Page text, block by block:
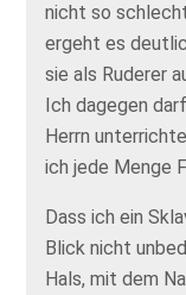
nicht so
ergeht es
sie als Ruderer
Ich dagegen
Herrn
ich jede Menge
Dass ich ein
Blick nicht
Hals, mit dem